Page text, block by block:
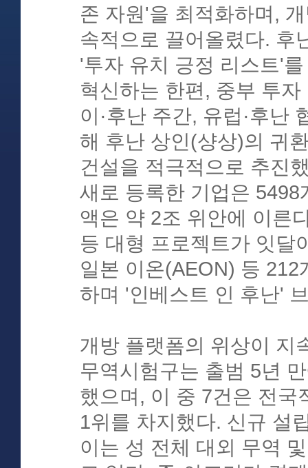
존 자원'을 최적화하며,
속적으로 끌어올렸다. 후
'투자 유치 긍정 리스트'
혁신하는 한편, 중부 투
이·후난 주간, 유럽·후
해 후난 상인(샹상)의 귀
건설을 적극적으로 추진
새로 등록한 기업은
액은 약 2조 위안에 이른
등 대형 프로젝트가 잇달
일본 이온(AEON) 등
하며 '인베스트 인 후난'
개방 플랫폼의 위상이 지
무역시험구는 출범 5년
했으며, 이 중 7건은 전국
1위를 차지했다. 신규 설
이는 성 전체 대외 무역